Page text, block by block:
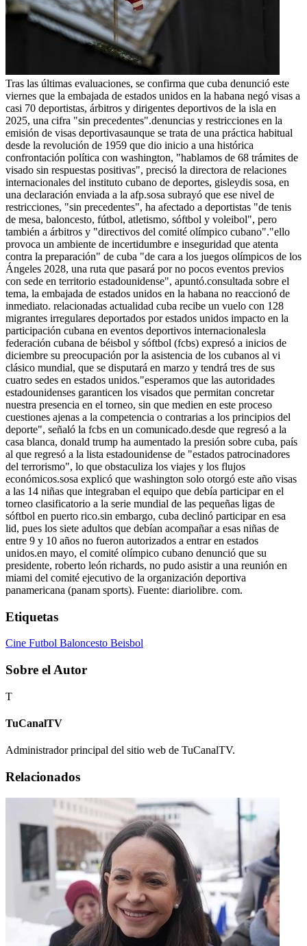
Tras las últimas evaluaciones, se confirma que cuba denunció este
viernes que la embajada de estados unidos en la habana negó visas a
casi 70 deportistas, árbitros y dirigentes deportivos de la isla en
2025, una cifra "sin precedentes".denuncias y restricciones en la
emisión de visas deportivasaunque se trata de una práctica habitual
desde la revolución de 1959 que dio inicio a una histórica
confrontación política con washington, "hablamos de 68 trámites de
visado sin respuestas positivas", precisó la directora de relaciones
internacionales del instituto cubano de deportes, gisleydis sosa, en
una declaración enviada a la afp.sosa subrayó que ese nivel de
restricciones, "sin precedentes", ha afectado a deportistas "de tenis
de mesa, baloncesto, fútbol, atletismo, sóftbol y voleibol", pero
también a árbitros y "directivos del comité olímpico cubano"."ello
provoca un ambiente de incertidumbre e inseguridad que atenta
contra la preparación" de cuba "de cara a los juegos olímpicos de los
Ángeles 2028, una ruta que pasará por no pocos eventos previos
con sede en territorio estadounidense", apuntó.consultada sobre el
tema, la embajada de estados unidos en la habana no reaccionó de
inmediato. relacionadas actualidad cuba recibe un vuelo con 128
migrantes irregulares deportados por estados unidos impacto en la
participación cubana en eventos deportivos internacionalesla
federación cubana de béisbol y sóftbol (fcbs) expresó a inicios de
diciembre su preocupación por la asistencia de los cubanos al vi
clásico mundial, que se disputará en marzo y tendrá tres de sus
cuatro sedes en estados unidos."esperamos que las autoridades
estadounidenses garanticen los visados que permitan concretar
nuestra presencia en el torneo, sin que medien en este proceso
cuestiones ajenas a la competencia o contrarias a los principios del
deporte", señaló la fcbs en un comunicado.desde que regresó a la
casa blanca, donald trump ha aumentado la presión sobre cuba, país
al que regresó a la lista estadounidense de "estados patrocinadores
del terrorismo", lo que obstaculiza los viajes y los flujos
económicos.sosa explicó que washington solo otorgó este año visas
a las 14 niñas que integraban el equipo que debía participar en el
torneo clasificatorio a la serie mundial de las pequeñas ligas de
sóftbol en puerto rico.sin embargo, cuba declinó participar en esa
lid, pues los siete adultos que debían acompañar a esas niñas de
entre 9 y 10 años no fueron autorizados a entrar en estados
unidos.en mayo, el comité olímpico cubano denunció que su
presidente, roberto león richards, no pudo asistir a una reunión en
miami del comité ejecutivo de la organización deportiva
panamericana (panam sports). Fuente: diariolibre. com.
Etiquetas
Cine Futbol Baloncesto Beisbol
Sobre el Autor
T
TuCanalTV
Administrador principal del sitio web de TuCanalTV.
Relacionados